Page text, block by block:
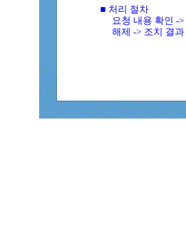
■ 처리 절차
요청 내용 확인 -
해제 -> 조치 결